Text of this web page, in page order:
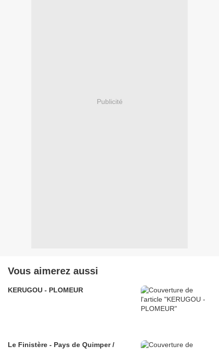
Publicité
Vous aimerez aussi
KERUGOU - PLOMEUR
Le Finistère - Pays de Quimper /